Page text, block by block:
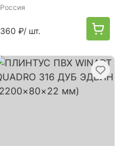
Россия
360 ₽/ шт.